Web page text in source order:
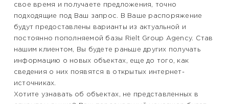
свое время и получаете предложения, точно
подходящие под Ваш запрос. В Ваше распоряжение
будут предоставлены варианты из актуальной и
постоянно пополняемой базы Rielt Group Agency. Став
нашим клиентом, Вы будете раньше других получать
информацию о новых объектах, еще до того, как
сведения о них появятся в открытых интернет-
источниках.
Хотите узнавать об объектах, не представленных в